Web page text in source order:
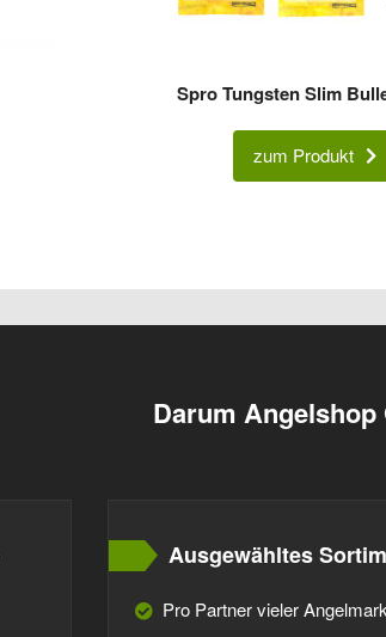
Spro Tungsten Slim
zum Produkt
Darum Angelshop
Ausgewähltes
Pro Partner vieler